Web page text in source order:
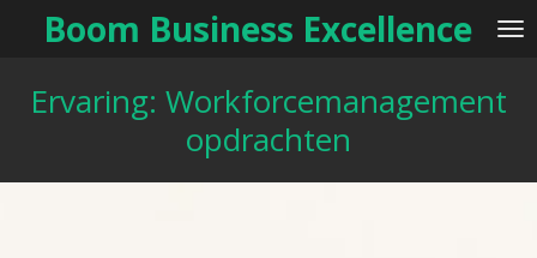
Boom Business Excellence
Ervaring: Workforcemanagement
opdrachten